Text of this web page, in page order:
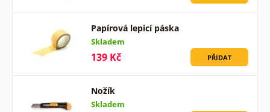
Papírová lepicí páska
Skladem
139 Kč PŘIDAT
Nožík
Skladem